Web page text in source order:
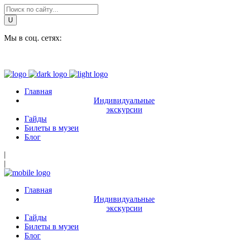
Мы в соц. сетях:
Главная
Индивидуальные
экскурсии
Гайды
Билеты в музеи
Блог
|
|
Главная
Индивидуальные
экскурсии
Гайды
Билеты в музеи
Блог